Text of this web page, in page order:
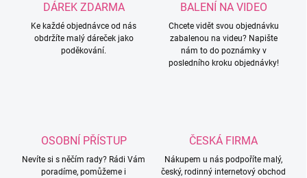
DÁREK ZDARMA
Ke každé objednávce od nás
obdržíte malý dáreček jako
poděkování.
BALENÍ NA VIDEO
Chcete vidět svou objednávku
zabalenou na videu? Napište
nám to do poznámky v
posledního kroku objednávky!
OSOBNÍ PŘÍSTUP
Nevíte si s něčím rady? Rádi Vám
poradíme, pomůžeme i
ČESKÁ FIRMA
Nákupem u nás podpoříte malý,
český, rodinný internetový obchod